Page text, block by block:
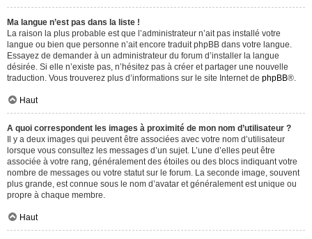
Ma langue n’est pas dans la liste !
La raison la plus probable est que l’administrateur n’ait pas installé votre
langue ou bien que personne n’ait encore traduit phpBB dans votre langue.
Essayez de demander à un administrateur du forum d’installer la langue
désirée. Si elle n’existe pas, n’hésitez pas à créer et partager une nouvelle
traduction. Vous trouverez plus d’informations sur le site Internet de phpBB®.
Haut
A quoi correspondent les images à proximité de mon nom d’utilisateur ?
Il y a deux images qui peuvent être associées avec votre nom d’utilisateur
lorsque vous consultez les messages d’un sujet. L’une d’elles peut être
associée à votre rang, généralement des étoiles ou des blocs indiquant votre
nombre de messages ou votre statut sur le forum. La seconde image, souvent
plus grande, est connue sous le nom d’avatar et généralement est unique ou
propre à chaque membre.
Haut